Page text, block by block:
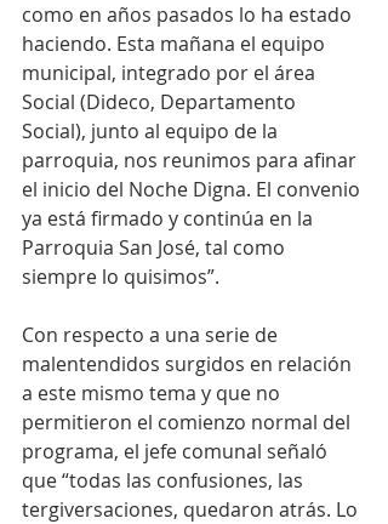
como en años pasados lo ha estado
haciendo. Esta mañana el equipo
municipal, integrado por el área
Social (Dideco, Departamento
Social), junto al equipo de la
parroquia, nos reunimos para afinar
el inicio del Noche Digna. El convenio
ya está firmado y continúa en la
Parroquia San José, tal como
siempre lo quisimos”.
Con respecto a una serie de
malentendidos surgidos en relación
a este mismo tema y que no
permitieron el comienzo normal del
programa, el jefe comunal señaló
que “todas las confusiones, las
tergiversaciones, quedaron atrás. Lo